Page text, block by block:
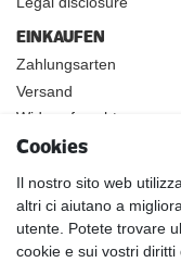
EINKAUFEN
Zahlungsarten
Versand
Widerrufsrecht
INFOS
Kundenanwendungen
Physikalische
Magnetismus von A-Z
Magnetmaterialien
Cookies
Il nostro sito web
altri ci aiutano a
utente. Potete trovare
cookie e sui vostri diritti